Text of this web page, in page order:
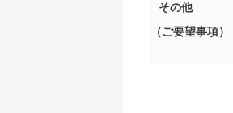
その他
（ご要望事項）